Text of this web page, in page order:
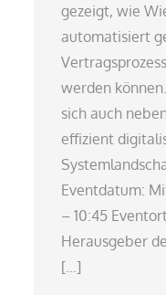
gezeigt, wie
automatisiert
werden
sich auch
effizient
Eventdatum:
– 10:45
Herausgeber
[…]